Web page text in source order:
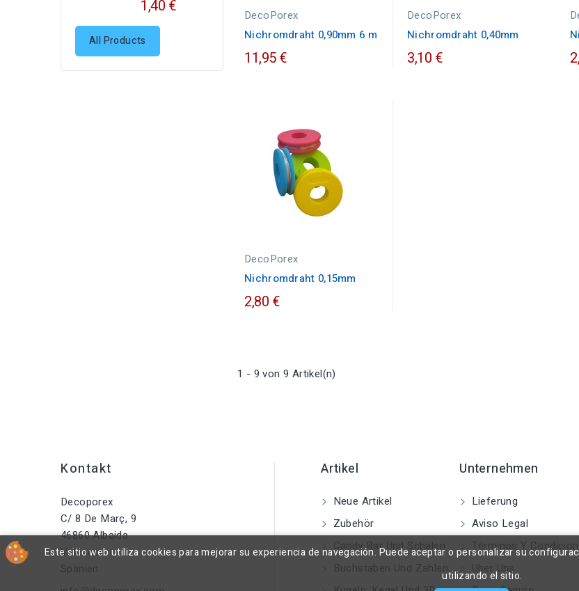
1,40 €
All Products
DecoPorex
Nichromdraht 0,90mm 6 m
11,95 €
DecoPorex
Nichromdraht 0,40mm
3,10 €
DecoPorex
Nichromdraht 0,15mm
2,80 €
1 - 9 von 9 Artikel(n)
Kontakt
Decoporex
C/ 8 De Març, 9
46860 Albaida
València
Spanien
Artikel
Neue Artikel
Zubehör
Candy Bar Und Schalen
Buchstaben Und Zahlen
Unternehmen
Lieferung
Aviso Legal
Términos Y
Uber Uns
Este sitio web utiliza cookies para mejorar su experiencia de navegación. Puede aceptar o personalizar su
utilizando el sitio.